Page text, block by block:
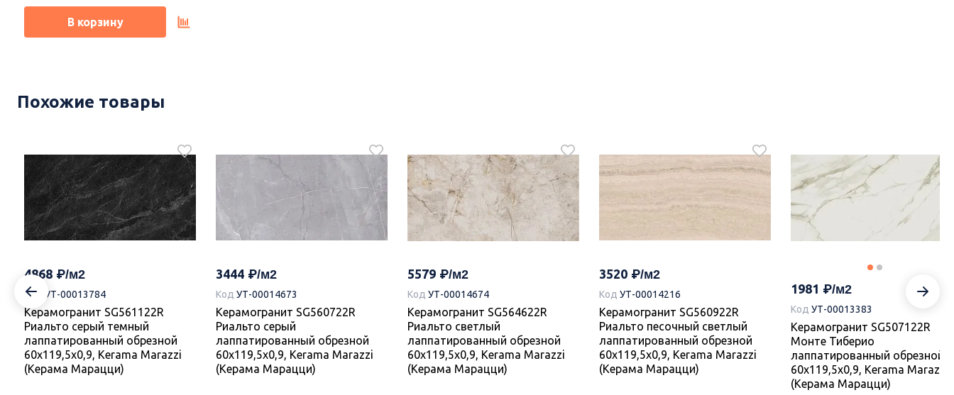
В корзину
2649
Керамогранит DD841590R Про
Догана бежевый светлый
Kerama Marazzi (Керама
Марацци)
Под заказ.
В корзину
2726
Код УТ-00017374
Керамогранит DD841190R Про
матовый обрезной 80x80x0,9,
Марацци)
Под заказ.
В корзину
2170
Коллекция керамогранита Про
(Керама Марацци)
Под заказ.
В корзину
2197
УТ-00018776
Плитка KM6012B0031R Танжер
обрезной 60x119,5x0,9, Kerama
Под заказ.
В корзину
2210
КодУТ-00018775
Плитка KM6012B0021R
обрезной 60x119,5x1, Kerama
Marazzi (Керама Марацци)
Под заказ.
В корзину
Похожие товары
4868
Код УТ-00013784
Керамогранит SG561122R
Риальто серый темный
лаппатированный обрезной
60x119,5x0,9, Kerama Marazzi
(Керама Марацци)
3444
Код УТ-00014673
Керамогранит SG560722R
Риальто серый
лаппатированный обрезной
60x119,5x0,9, Kerama Marazzi
(Керама Марацци)
5579
Код УТ-00014674
Керамогранит SG564622R
Риальто светлый
лаппатированный обрезной
60x119,5x0,9, Kerama Marazzi
(Керама Марацци)
3520
Код УТ-00014216
Керамогранит SG560922R
Риальто песочный светлый
лаппатированный обрезной
60x119,5x0,9, Kerama Marazzi
(Керама Марацци)
1981
Код УТ-00013383
Керамогранит SG507122R
Монте Тиберио
лаппатированный обрезной
60x119,5x0,9, Kerama Marazzi
(Керама Марацци)